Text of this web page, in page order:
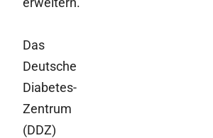
Das
Deutsche
Diabetes-
Zentrum
(DDZ)